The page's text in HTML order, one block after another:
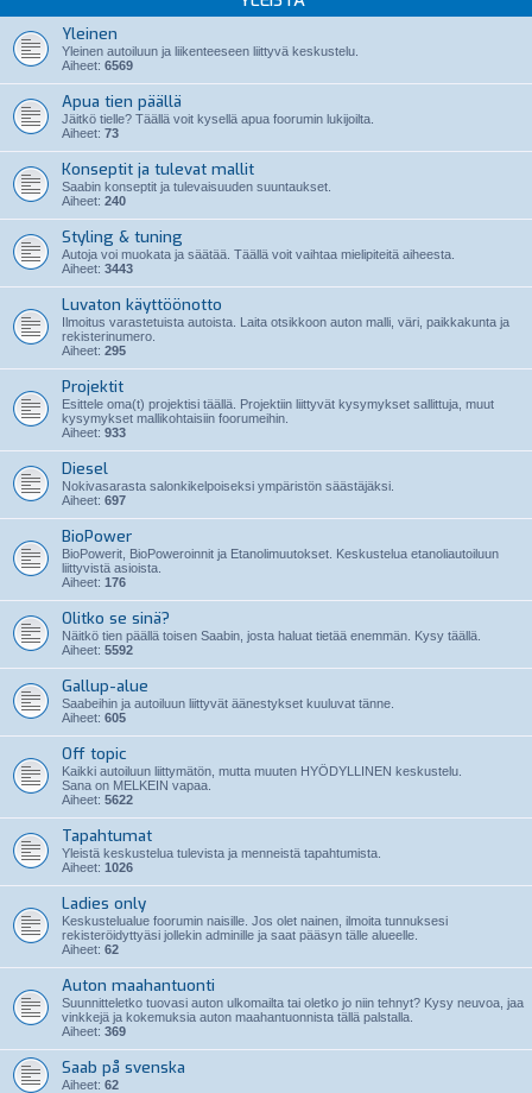
Yleinen
Yleinen autoiluun ja liikenteeseen liittyvä keskustelu.
Aiheet: 6569
Apua tien päällä
Jäitkö tielle? Täällä voit kysellä apua foorumin lukijoilta.
Aiheet: 73
Konseptit ja tulevat mallit
Saabin konseptit ja tulevaisuuden suuntaukset.
Aiheet: 240
Styling & tuning
Autoja voi muokata ja säätää. Täällä voit vaihtaa mielipiteitä aiheesta.
Aiheet: 3443
Luvaton käyttöönotto
Ilmoitus varastetuista autoista. Laita otsikkoon auton malli, väri, paikkakunta ja
rekisterinumero.
Aiheet: 295
Projektit
Esittele oma(t) projektisi täällä. Projektiin liittyvät kysymykset sallittuja, muut
kysymykset mallikohtaisiin foorumeihin.
Aiheet: 933
Diesel
Nokivasarasta salonkikelpoiseksi ympäristön säästäjäksi.
Aiheet: 697
BioPower
BioPowerit, BioPoweroinnit ja Etanolimuutokset. Keskustelua etanoliautoiluun
liittyvistä asioista.
Aiheet: 176
Olitko se sinä?
Näitkö tien päällä toisen Saabin, josta haluat tietää enemmän. Kysy täällä.
Aiheet: 5592
Gallup-alue
Saabeihin ja autoiluun liittyvät äänestykset kuuluvat tänne.
Aiheet: 605
Off topic
Kaikki autoiluun liittymätön, mutta muuten HYÖDYLLINEN keskustelu.
Sana on MELKEIN vapaa.
Aiheet: 5622
Tapahtumat
Yleistä keskustelua tulevista ja menneistä tapahtumista.
Aiheet: 1026
Ladies only
Keskustelualue foorumin naisille. Jos olet nainen, ilmoita tunnuksesi
rekisteröidyttyäsi jollekin adminille ja saat pääsyn tälle alueelle.
Aiheet: 62
Auton maahantuonti
Suunnitteletko tuovasi auton ulkomailta tai oletko jo niin tehnyt? Kysy neuvoa, jaa
vinkkejä ja kokemuksia auton maahantuonnista tällä palstalla.
Aiheet: 369
Saab på svenska
Aiheet: 62